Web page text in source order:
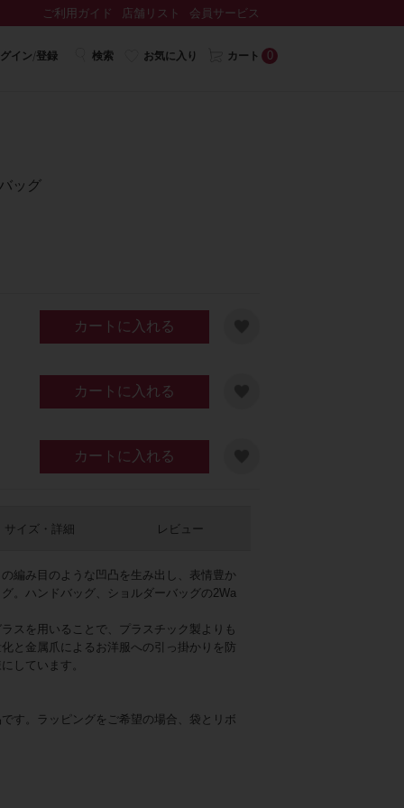
ご利用ガイド 店舗リスト 会員サービス
イン/登録 検索 お気に入り カート 0
ッグ
カートに入れる
カートに入れる
カートに入れる
編み目のような凹凸を生み出し、表情豊か
。ハンドバッグ、ショルダーバッグの2Wa
スを用いることで、プラスチック製よりも
と金属爪によるお洋服への引っ掛かりを防
しています。
す。ラッピングをご希望の場合、袋とリボ
サイズ・詳細 レビュー